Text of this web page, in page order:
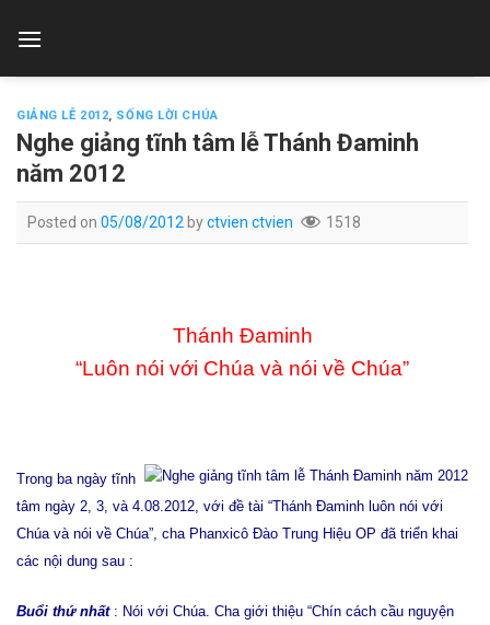
GIẢNG LỄ 2012, SỐNG LỜI CHÚA
Nghe giảng tĩnh tâm lễ Thánh Đaminh
năm 2012
Posted on 05/08/2012 byctvien ctvien 1518
Thánh Đaminh
“Luôn nói với Chúa và nói về Chúa”
Trong ba ngày tĩnh
tâm ngày 2, 3, và 4.08.2012, với đề tài “Thánh Đaminh luôn nói với
Chúa và nói về Chúa”, cha Phanxicô Đào Trung Hiệu OP đã triển khai
các nội dung sau :
Buổi thứ nhất: Nói với Chúa. Cha giới thiệu “Chín cách cầu nguyện